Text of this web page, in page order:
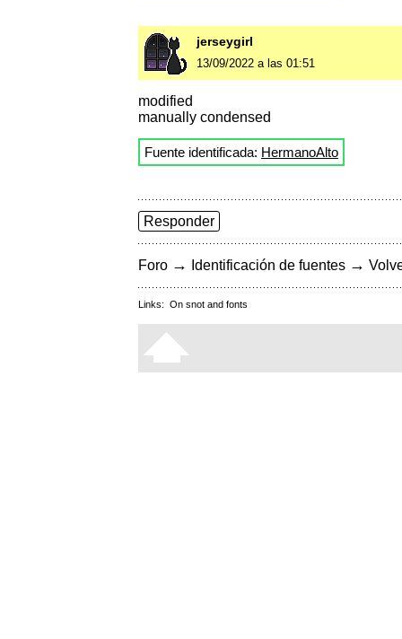
jerseygirl
13/09/2022 a las 01:51
modified
manually condensed
Fuente identificada: HermanoAlto
Responder
Foro → Identificación de fuentes →
Links: On snot and fonts